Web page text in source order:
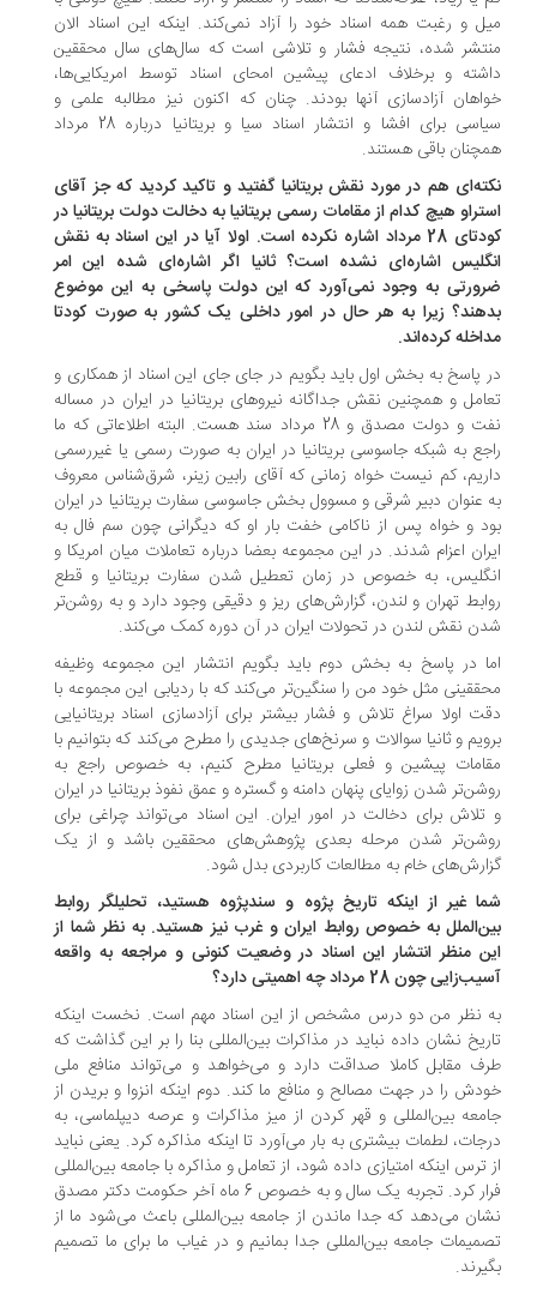
و رغبت همه اسناد خود را آزاد نمی‌کند. اینکه این اسناد الان
شده، نتیجه فشار و تلاشی است که سال‌های سال محققین
و برخلاف ادعای پیشین امحای اسناد توسط امریکایی‌ها،
آزادسازی آنها بودند. چنان که اکنون نیز مطالبه علمی و
سیاسی برای افشا و انتشار اسناد سیا و بریتانیا درباره 28 مرداد
باقی هستند.
هم در مورد نقش بریتانیا گفتید و تاکید کردید که جز آقای
هیچ کدام از مقامات رسمی بریتانیا به دخالت دولت بریتانیا در
کودتای 28 مرداد اشاره نکرده است. اولا آیا در این اسناد به نقش
اشاره‌ای نشده است؟ ثانیا اگر اشاره‌ای شده این امر
به وجود نمی‌آورد که این دولت پاسخی به این موضوع
زیرا به هر حال در امور داخلی یک کشور به صورت کودتا
کرده‌اند.
پاسخ به بخش اول باید بگویم در جای جای این اسناد از همکاری و
و همچنین نقش جداگانه نیروهای بریتانیا در ایران در مساله
نفت و دولت مصدق و 28 مرداد سند هست. البته اطلاعاتی که ما
به شبکه جاسوسی بریتانیا در ایران به صورت رسمی یا غیررسمی
کم نیست خواه زمانی که آقای رابین زینر، شرق‌شناس معروف
عنوان دبیر شرقی و مسوول بخش جاسوسی سفارت بریتانیا در ایران
و خواه پس از ناکامی خفت بار او که دیگرانی چون سم فال به
اعزام شدند. در این مجموعه بعضا درباره تعاملات میان امریکا و
به خصوص در زمان تعطیل شدن سفارت بریتانیا و قطع
تهران و لندن، گزارش‌های ریز و دقیقی وجود دارد و به روشن‌تر
نقش لندن در تحولات ایران در آن دوره کمک می‌کند.
در پاسخ به بخش دوم باید بگویم انتشار این مجموعه وظیفه
مثل خود من را سنگین‌تر می‌کند که با ردیابی این مجموعه با
اولا سراغ تلاش و فشار بیشتر برای آزادسازی اسناد بریتانیایی
و ثانیا سوالات و سرنخ‌های جدیدی را مطرح می‌کند که بتوانیم با
پیشین و فعلی بریتانیا مطرح کنیم، به خصوص راجع به
شدن زوایای پنهان دامنه و گستره و عمق نفوذ بریتانیا در ایران
برای دخالت در امور ایران. این اسناد می‌تواند چراغی برای
شدن مرحله بعدی پژوهش‌های محققین باشد و از یک
خام به مطالعات کاربردی بدل شود.
غیر از اینکه تاریخ پژوه و سندپژوه هستید، تحلیلگر روابط
به خصوص روابط ایران و غرب نیز هستید. به نظر شما از
منظر انتشار این اسناد در وضعیت کنونی و مراجعه به واقعه
چون 28 مرداد چه اهمیتی دارد؟
نظر من دو درس مشخص از این اسناد مهم است. نخست اینکه
نشان داده نباید در مذاکرات بین‌المللی بنا را بر این گذاشت که
مقابل کاملا صداقت دارد و می‌خواهد و می‌تواند منافع ملی
را در جهت مصالح و منافع ما کند. دوم اینکه انزوا و بریدن از
بین‌المللی و قهر کردن از میز مذاکرات و عرصه دیپلماسی، به
لطمات بیشتری به بار می‌آورد تا اینکه مذاکره کرد. یعنی نباید
ترس اینکه امتیازی داده شود، از تعامل و مذاکره با جامعه بین‌المللی
فرار کرد. تجربه یک سال و به خصوص 6 ماه آخر حکومت دکتر مصدق
می‌دهد که جدا ماندن از جامعه بین‌المللی باعث می‌شود ما از
جامعه بین‌المللی جدا بمانیم و در غیاب ما برای ما تصمیم